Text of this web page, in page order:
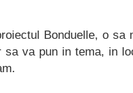
Bonduelle, o
sa va pun in tema, in